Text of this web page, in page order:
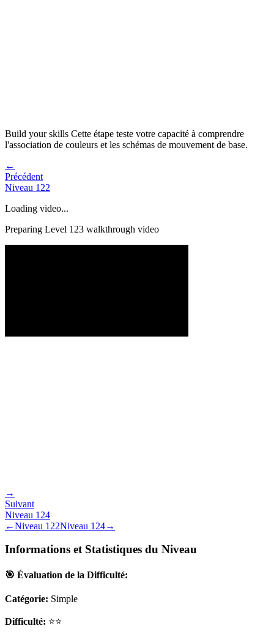
Build your skills Cette étape teste votre capacité à comprendre
l'association de couleurs et les schémas de mouvement de base.
←
Précédent
Niveau 122
Loading video...
Preparing Level 123 walkthrough video
→
Suivant
Niveau 124
←Niveau 122Niveau 124→
Informations et Statistiques du Niveau
🎯 Évaluation de la Difficulté:
Catégorie: Simple
Difficulté: ⭐⭐